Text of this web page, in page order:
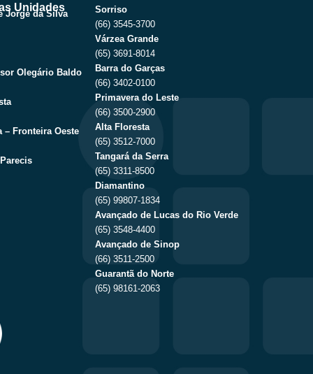
Unidades
Jorge da Silva
Olegário Baldo
– Fronteira Oeste
Sorriso
(66) 3545-3700
Várzea Grande
(65) 3691-8014
Barra do Garças
(66) 3402-0100
Primavera do Leste
(66) 3500-2900
Alta Floresta
(65) 3512-7000
Tangará da Serra
(65) 3311-8500
Diamantino
(65) 99807-1834
Avançado de Lucas do Rio Verde
(65) 3548-4400
Avançado de Sinop
(66) 3511-2500
Guarantã do Norte
(65) 98161-2063